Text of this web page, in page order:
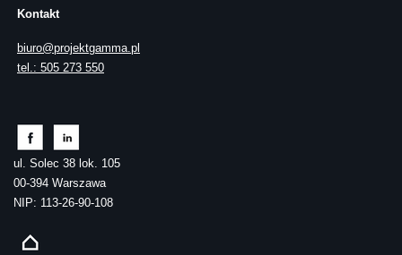
Kontakt
biuro@projektgamma.pl
tel.: 505 273 550
ul. Solec 38 lok. 105
00-394 Warszawa
NIP: 113-26-90-108